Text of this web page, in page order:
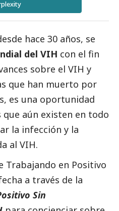
hace 30 años, se
del VIH con el fin
sobre el VIH y
que han muerto por
es una oportunidad
aún existen en todo
la infección y la
al VIH.
Trabajando en Positivo
a través de la
Sin